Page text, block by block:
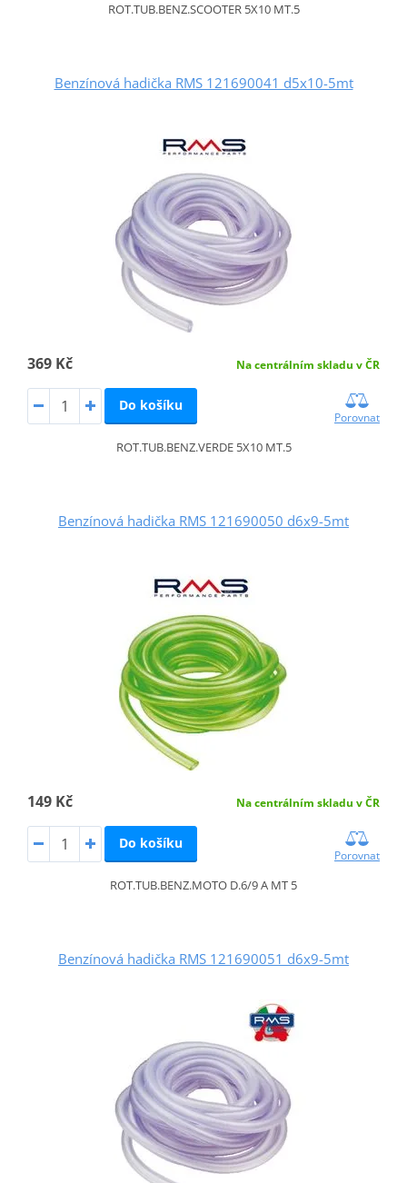
ROT.TUB.BENZ.SCOOTER 5X10 MT.5
Benzínová hadička RMS 121690041 d5x10-5mt
369 Kč Na centrálním skladu v ČR
Do košíku
Porovnat
ROT.TUB.BENZ.VERDE 5X10 MT.5
Benzínová hadička RMS 121690050 d6x9-5mt
149 Kč Na centrálním skladu v ČR
Do košíku
Porovnat
ROT.TUB.BENZ.MOTO D.6/9 A MT 5
Benzínová hadička RMS 121690051 d6x9-5mt